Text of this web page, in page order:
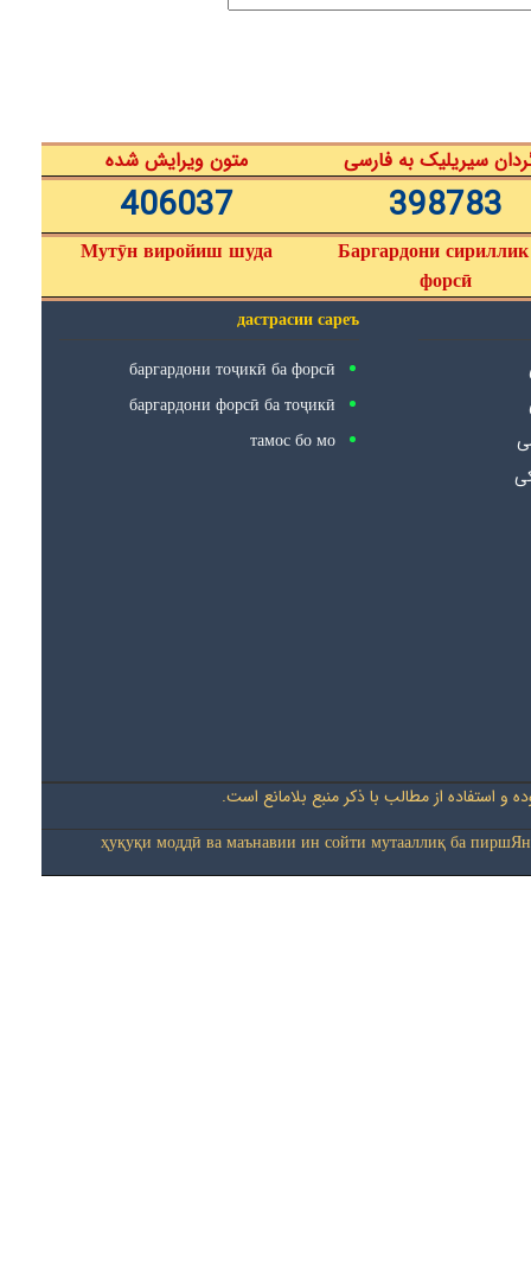
سیریلیک به فارسی متون ویرایش شده
398783
406037
Баргардони
форсӣ
Мутӯн виройиш шуда
дастрасии сареъ
баргардони тоҷикӣ ба форсӣ
баргардони форсӣ ба тоҷикӣ
тамос бо мо
استفاده از مطالب با ذکر منبع بلامانع است.
ҳуқуқи моддӣ ва маънавии ин сойти мутааллиқ ба